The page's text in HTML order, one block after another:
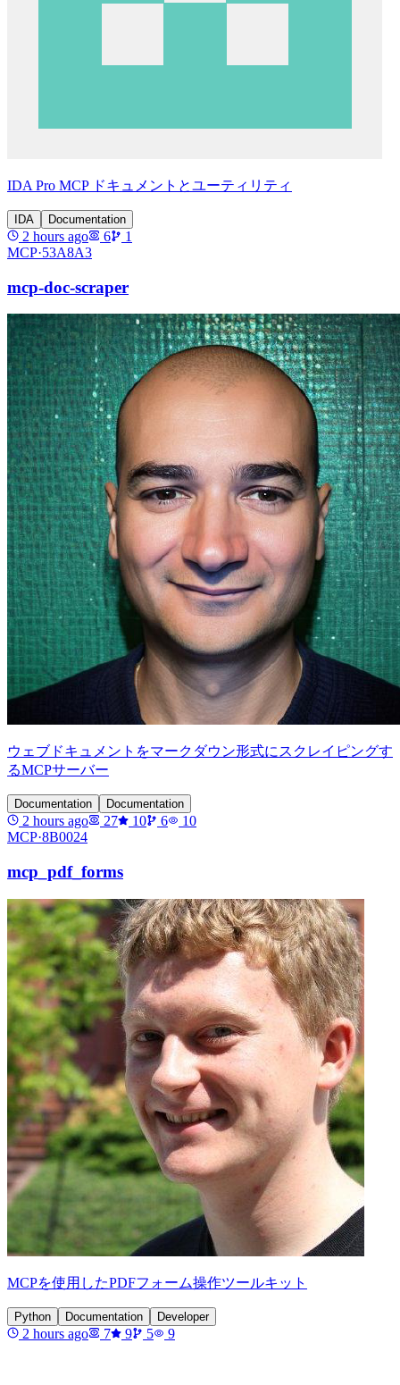
IDA Pro MCP ドキュメントとユーティリティ
IDA Documentation
2 hours ago 6
1
MCP·53A8A3
mcp-doc-scraper
ウェブドキュメントをマークダウン形式にスクレイピングす
るMCPサーバー
Documentation Documentation
2 hours ago 27 10 6
10
MCP·8B0024
mcp_pdf_forms
MCPを使用したPDFフォーム操作ツールキット
Python Documentation Developer
2 hours ago 7 9 5 9